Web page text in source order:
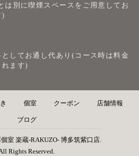
は別に喫煙スペースをご用意してお
)
してお通し代あり(コース時は料金
れます)
個室 クーポン 店舗情報
ブログ
室 楽蔵‐RAKUZO‐ 博多筑紫口店.
Rights Reserved.